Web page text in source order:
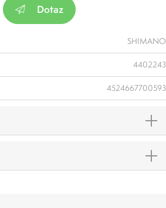
Dotaz
SHIMANO
4402243
4524667700593